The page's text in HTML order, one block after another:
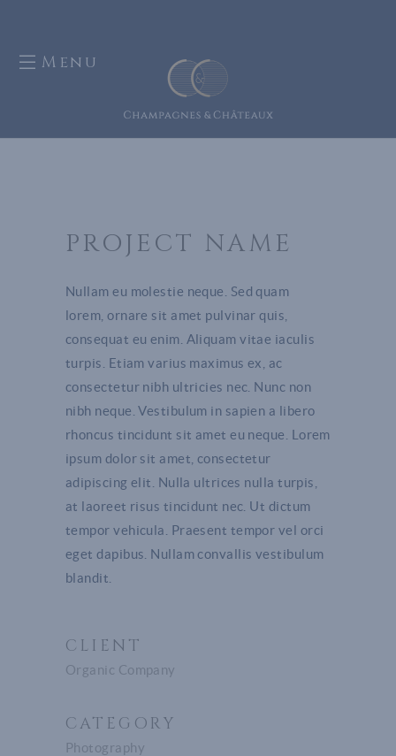
Menu
PROJECT NAME
Nullam eu molestie neque. Sed quam
lorem, ornare sit amet pulvinar quis,
consequat eu enim. Aliquam vitae iaculis
turpis. Etiam varius maximus ex, ac
consectetur nibh ultricies nec. Nunc non
nibh neque. Vestibulum in sapien a libero
rhoncus tincidunt sit amet eu neque. Lorem
ipsum dolor sit amet, consectetur
adipiscing elit. Nulla ultrices nulla turpis,
at laoreet risus tincidunt nec. Ut dictum
tempor vehicula. Praesent tempor vel orci
eget dapibus. Nullam convallis vestibulum
blandit.
CLIENT
Organic Company
CATEGORY
Photography